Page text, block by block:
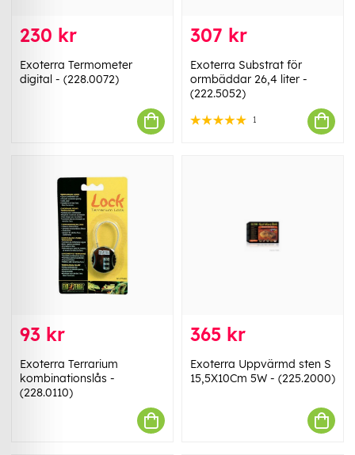
230 kr
Exoterra Termometer
digital - (228.0072)
307 kr
Exoterra Substrat för
ormbäddar 26,4 liter -
(222.5052)
1
93 kr
Exoterra Terrarium
kombinationslås -
(228.0110)
365 kr
Exoterra Uppvärmd sten S
15,5X10Cm 5W - (225.2000)